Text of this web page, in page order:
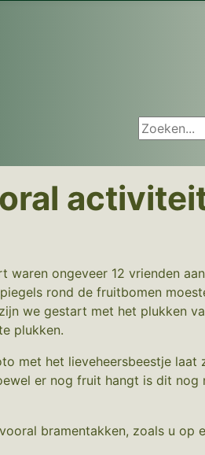
Zoeken...
ongeveer 12 vrienden
rond de fruitbomen
we gestart met het plukken
plukken.
met het lieveheersbeestje
er nog fruit hangt is dit
bramentakken, zoals u op